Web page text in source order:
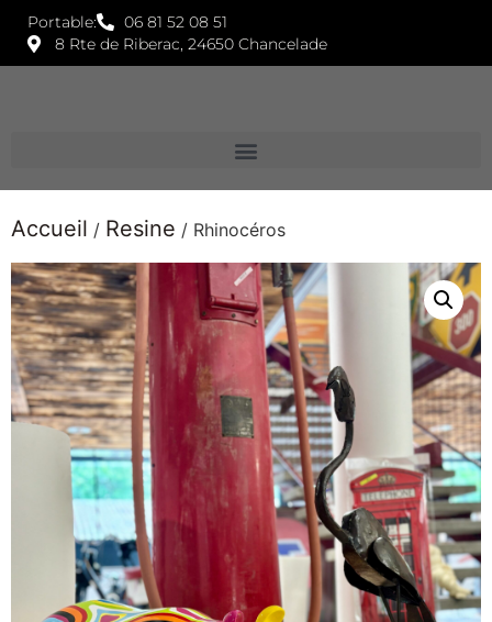
Portable:
06 81 52 08 51
8 Rte de Riberac, 24650 Chancelade
Accueil / Resine / Rhinocéros